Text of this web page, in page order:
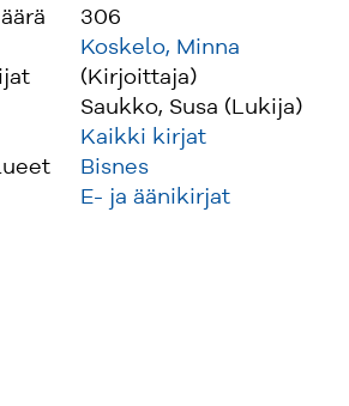
306
Koskelo, Minna
(Kirjoittaja)
Saukko, Susa (Lukija)
Kaikki kirjat
Bisnes
E- ja äänikirjat